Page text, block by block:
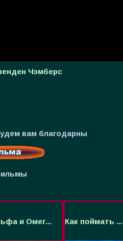
Чэмберс
вам благодарны
и Омег... Как поймать ...